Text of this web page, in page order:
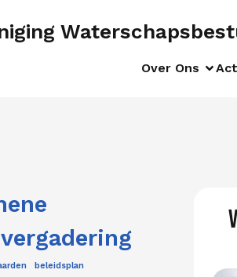
Over Ons
beleidsplan